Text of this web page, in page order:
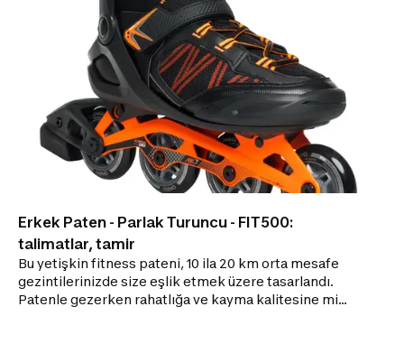
uygun olarak 3 ayak numarasına ayarlanabilir.
Erkek Paten - Parlak Turuncu - FIT500:
talimatlar, tamir
Bu yetişkin fitness pateni, 10 ila 20 km orta mesafe
gezintilerinizde size eşlik etmek üzere tasarlandı.
Patenle gezerken rahatlığa ve kayma kalitesine mi